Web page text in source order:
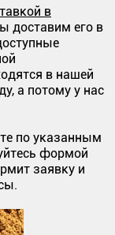
в
доставим его в
в нашей
а потому у нас
по указанным
формой
заявку и